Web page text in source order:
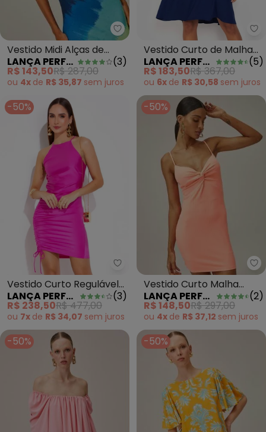
Lança Perfume - Vestido Midi
Vestido Midi Alças de
Malha Azul
LANÇA PERFUME (3)
R$ 143,50R$ 287,00
ou 4x de R$ 35,87 sem juros
Vestido Curto de Malha
Azul
LANÇA PERFUME (5)
R$ 183,50R$ 367,00
ou 6x de R$ 30,58 sem juros
-50%
Lança Perfume - Vestido Curto
Vestido Curto Regulável
Rosa
LANÇA PERFUME (3)
R$ 238,50R$ 477,00
ou 7x de R$ 34,07 sem juros
-50%
Vestido Curto Malha
Canelada Laranja
LANÇA PERFUME (2)
R$ 148,50R$ 297,00
ou 4x de R$ 37,12 sem juros
-50% -50%